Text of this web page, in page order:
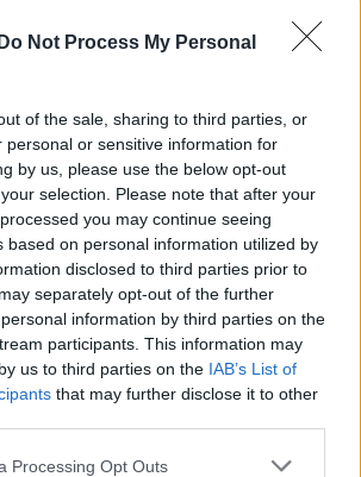
Do Not Process My Personal
of the sale, sharing to third parties, or
personal or sensitive information for
by us, please use the below opt-out
selection. Please note that after your
you may continue seeing
based on personal information utilized by
disclosed to third parties prior to
separately opt-out of the further
information by third parties on the
participants. This information may
us to third parties on the IAB’s List of
that may further disclose it to other
Processing Opt Outs
το φάσμα
«λευκών λέιζερ»
08/08/2026